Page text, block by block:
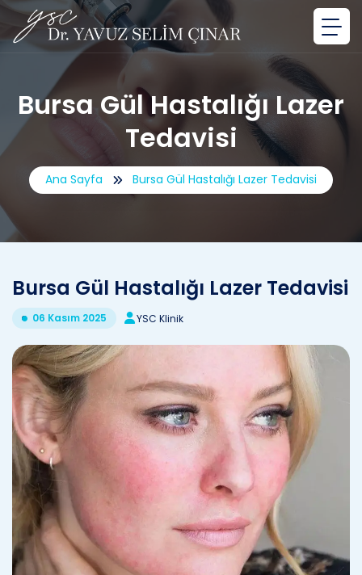
Bursa Gül Hastalığı Lazer
Tedavisi
Ana Sayfa Bursa Gül Hastalığı Lazer Tedavisi
Bursa Gül Hastalığı Lazer Tedavisi
06 Kasım 2025 YSC Klinik